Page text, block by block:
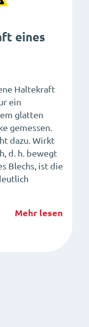
eines
Haltekraft
ein
glatten
gemessen.
dazu. Wirkt
d. h. bewegt
Blechs, ist die
Mehr lesen